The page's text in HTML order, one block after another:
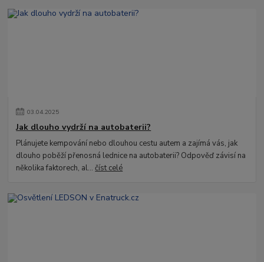
03.04.2025
Jak dlouho vydrží na autobaterii?
Plánujete kempování nebo dlouhou cestu autem a zajímá vás, jak
dlouho poběží přenosná lednice na autobaterii? Odpověď závisí na
několika faktorech, al...číst celé